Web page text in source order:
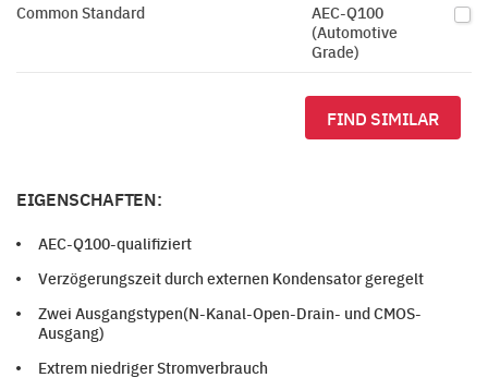
Common Standard
AEC-Q100
(Automotive
Grade)
FIND SIMILAR
EIGENSCHAFTEN:
AEC-Q100-qualifiziert
Verzögerungszeit durch externen Kondensator geregelt
Zwei Ausgangstypen(N-Kanal-Open-Drain- und CMOS-
Ausgang)
Extrem niedriger Stromverbrauch